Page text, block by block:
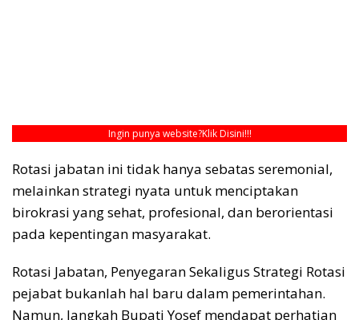
Ingin punya website?Klik Disini!!!
Rotasi jabatan ini tidak hanya sebatas seremonial,
melainkan strategi nyata untuk menciptakan
birokrasi yang sehat, profesional, dan berorientasi
pada kepentingan masyarakat.
Rotasi Jabatan, Penyegaran Sekaligus Strategi Rotasi
pejabat bukanlah hal baru dalam pemerintahan.
Namun, langkah Bupati Yosef mendapat perhatian